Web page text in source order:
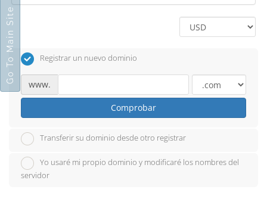
Registrar un nuevo dominio
www.
Comprobar
Transferir su dominio desde otro registrar
Yo usaré mi propio dominio y modificaré los nombres del
servidor
Go To Main Site